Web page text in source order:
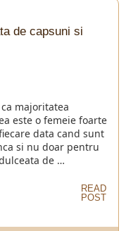
de capsuni si
majoritatea
este o femeie foarte
data cand sunt
si nu doar pentru
de …
READ
POST